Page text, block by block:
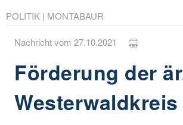
POLITIK | MONTABAUR
Nachricht vom 27.10.2021
Förderung der
Westerwaldkreis